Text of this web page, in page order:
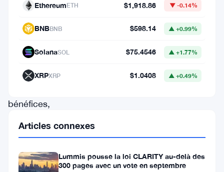
terme
commencent
encaisser
massivement
bénéfices,
recul
important
EthereumETH $1,918.86 ▼ -0.14%
BNBBNB $598.14 ▲ +0.99%
SolanaSOL $75.4546 ▲ +1.77%
XRPXRP $1.0408 ▲ +0.49%
Articles connexes
Lummis pousse la loi CLARITY au-delà des
300 pages avec un vote en septembre